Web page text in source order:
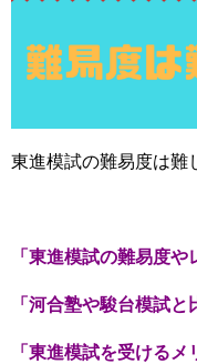
東進模試の難易度は難
「東進模試の難易度や
「河合塾や駿台模試
「東進模試を受けるメ